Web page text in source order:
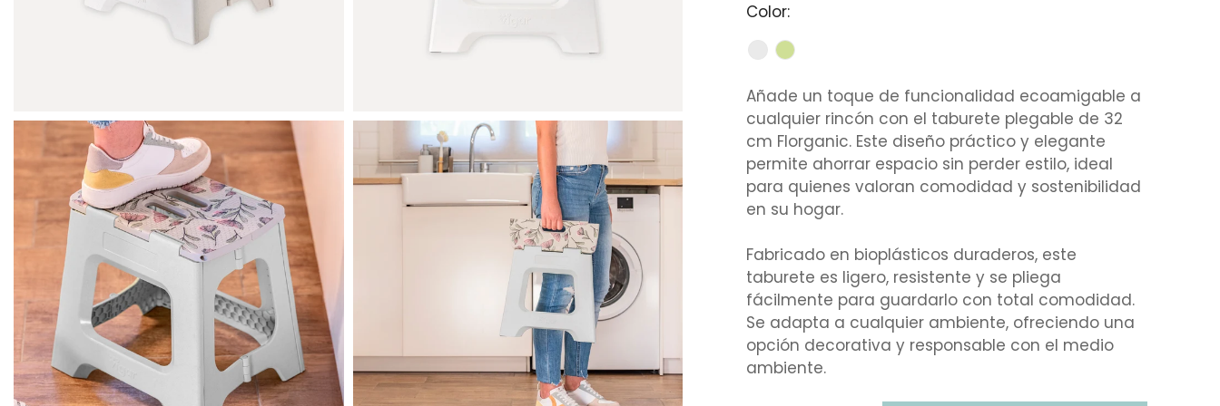
Color:
Añade un toque de funcionalidad ecoamigable a
cualquier rincón con el taburete plegable de 32
cm Florganic. Este diseño práctico y elegante
permite ahorrar espacio sin perder estilo, ideal
para quienes valoran comodidad y sostenibilidad
en su hogar.
Fabricado en bioplásticos duraderos, este
taburete es ligero, resistente y se pliega
fácilmente para guardarlo con total comodidad.
Se adapta a cualquier ambiente, ofreciendo una
opción decorativa y responsable con el medio
ambiente.